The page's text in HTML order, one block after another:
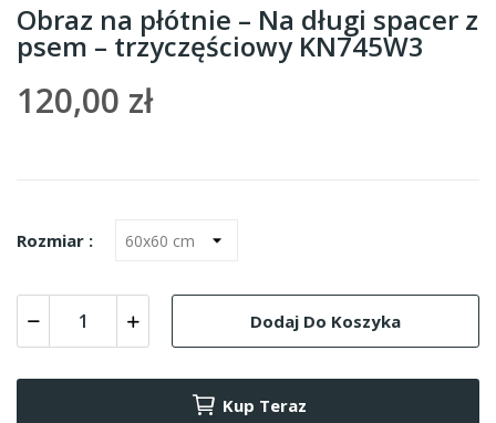
Obraz na płótnie – Na długi spacer z
psem – trzyczęściowy KN745W3
120,00 zł
Rozmiar :
Dodaj Do Koszyka
Kup Teraz